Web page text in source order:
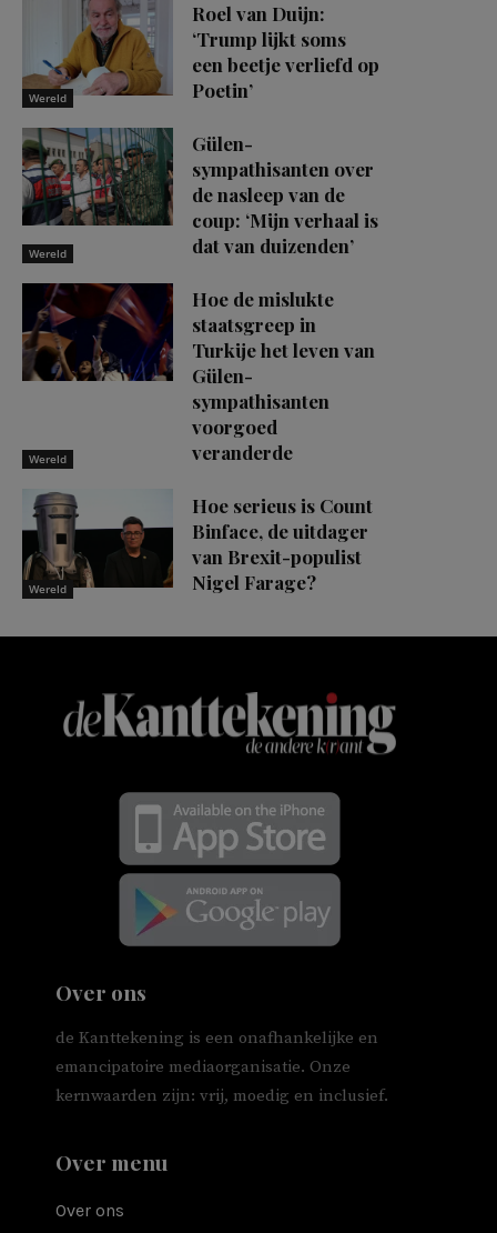
Wereld
Roel van Duijn:
‘Trump lijkt soms
een beetje verliefd op
Poetin’
Wereld
Gülen-
sympathisanten over
de nasleep van de
coup: ‘Mijn verhaal is
dat van duizenden’
Wereld
Hoe de mislukte
staatsgreep in
Turkije het leven van
Gülen-
sympathisanten
voorgoed
veranderde
Wereld
Hoe serieus is Count
Binface, de uitdager
van Brexit-populist
Nigel Farage?
Over ons
de Kanttekening is een onafhankelijke en
emancipatoire mediaorganisatie. Onze
kernwaarden zijn: vrij, moedig en inclusief.
Over menu
Over ons